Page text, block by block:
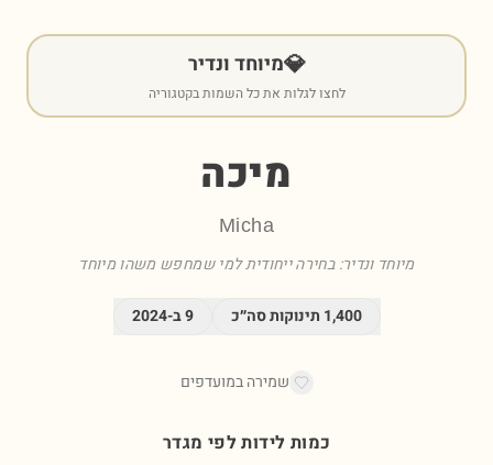
💎מיוחד ונדיר
לחצו לגלות את כל השמות בקטגוריה
מיכה
Micha
מיוחד ונדיר: בחירה ייחודית למי שמחפש משהו מיוחד
1,400 תינוקות סה״כ 9ב-2024
שמירה במועדפים
כמות לידות לפי מגדר